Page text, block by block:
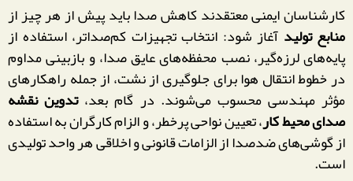
کارشناسان ایمنی معتقدند کاهش صدا باید پیش از هر چیز از
منابع تولید آغاز شود: انتخاب تجهیزات کم‌صداتر، استفاده از
پایه‌های لرزه‌گیر، نصب محفظه‌های عایق صدا، و بازبینی مداوم
در خطوط انتقال هوا برای جلوگیری از نشت، از جمله راهکارهای
مؤثر مهندسی محسوب می‌شوند. در گام بعد،تدوین نقشه
صدای محیط کار، تعیین نواحی پرخطر، و الزام کارگران به استفاده
از گوشی‌های ضدصدا از الزامات قانونی و اخلاقی هر واحد تولیدی
است.